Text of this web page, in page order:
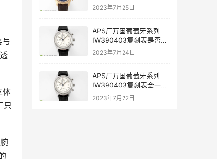
与
体
只
刻表深度评测-APS手表
2023年7月25日
APS厂万国葡萄牙系列
IW390403复刻表是否能
过专柜-APS手表
2023年7月24日
APS厂万国葡萄牙系列
IW390403复刻表会一眼
假吗-APS手表
2023年7月22日